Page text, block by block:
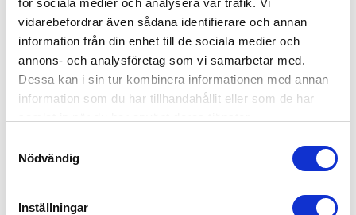
för sociala medier och analysera vår trafik. Vi
vidarebefordrar även sådana identifierare och annan
information från din enhet till de sociala medier och
annons- och analysföretag som vi samarbetar med.
Dessa kan i sin tur kombinera informationen med annan
information som du har tillhandahållit eller som de har
Nödvändig
Inställningar
Köp spännare med
transportspärr. Dessa spännare
och har en brottstyrka på
5.000kg.
53,00 KR
Köp spännare 75 mm till
spännband och surrning.
brottstyrka på 10.000kg
198,00 KR